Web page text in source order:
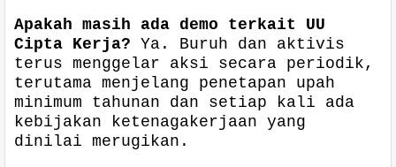
Apakah masih ada demo terkait UU
Cipta Kerja? Ya. Buruh dan aktivis
terus menggelar aksi secara periodik,
terutama menjelang penetapan upah
minimum tahunan dan setiap kali ada
kebijakan ketenagakerjaan yang
dinilai merugikan.